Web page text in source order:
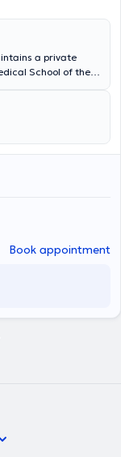
a private
School of the
techniques,
University Clinic
is certified to
Book appointment